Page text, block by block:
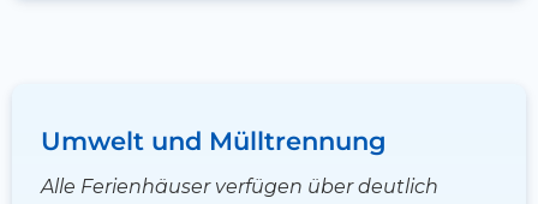
Umwelt und Mülltrennung
Alle Ferienhäuser verfügen über deutlich